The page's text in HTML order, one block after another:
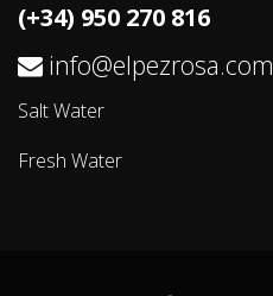
(+34) 950 270 816
info@elpezrosa.com
Salt Water
Fresh Water